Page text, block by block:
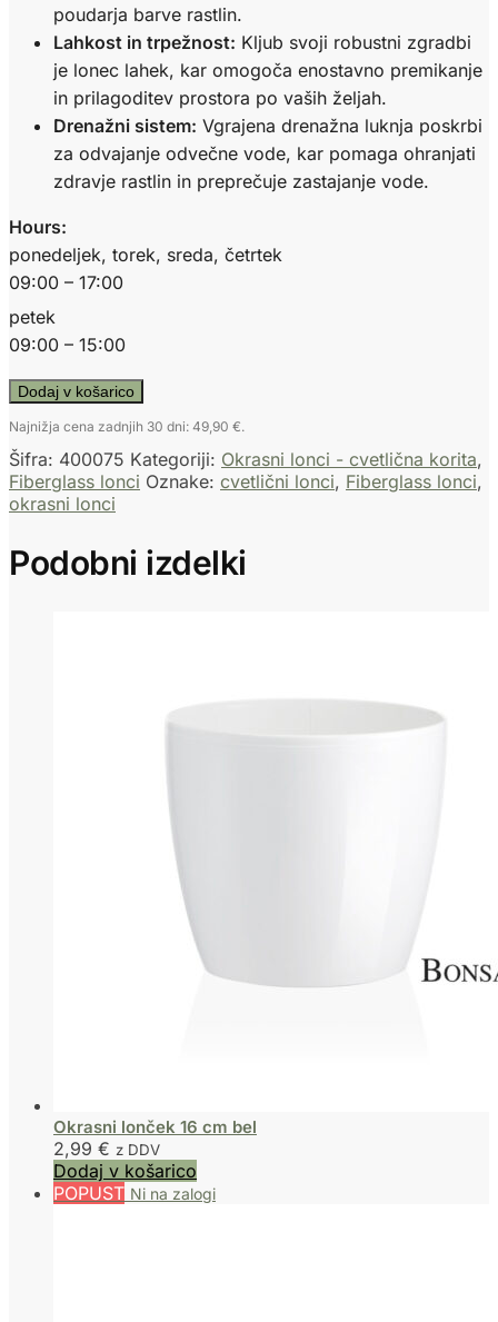
poudarja barve rastlin.
Lahkost in trpežnost: Kljub svoji robustni zgradbi
je lonec lahek, kar omogoča enostavno premikanje
in prilagoditev prostora po vaših željah.
Drenažni sistem: Vgrajena drenažna luknja poskrbi
za odvajanje odvečne vode, kar pomaga ohranjati
zdravje rastlin in preprečuje zastajanje vode.
Hours:
ponedeljek, torek, sreda, četrtek
09:00 – 17:00
petek
09:00 – 15:00
Dodaj v košarico
Najnižja cena zadnjih 30 dni: 49,90 €.
Šifra: 400075 Kategoriji: Okrasni lonci - cvetlična korita,
Fiberglass lonci Oznake: cvetlični lonci, Fiberglass lonci,
okrasni lonci
Podobni izdelki
Okrasni lonček 16 cm bel
2,99 € z DDV
Dodaj v košarico
POPUST